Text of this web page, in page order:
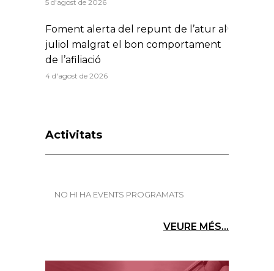
5 d'agost de 2026
Foment alerta del repunt de l’atur al
juliol malgrat el bon comportament
de l’afiliació
4 d'agost de 2026
Activitats
NO HI HA EVENTS PROGRAMATS
VEURE MÉS...